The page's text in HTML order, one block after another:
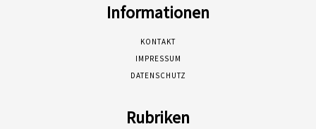
Informationen
KONTAKT
IMPRESSUM
DATENSCHUTZ
Rubriken